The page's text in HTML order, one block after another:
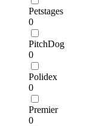
Petstages
0
PitchDog
0
Polidex
0
Premier
0